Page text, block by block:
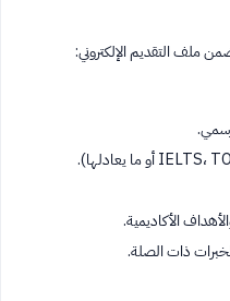
ملف التقديم الإلكتروني:
الأكاديمية.